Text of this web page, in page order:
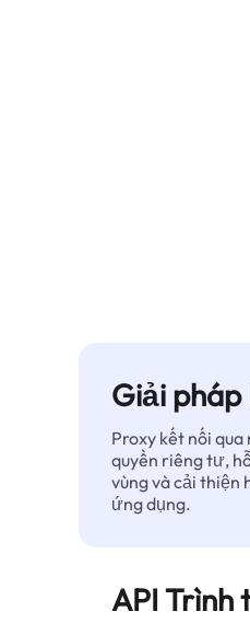
Giải pháp
Proxy kết nối
quyền riêng tư,
vùng và cải thiện
ứng dụng.
API Trình